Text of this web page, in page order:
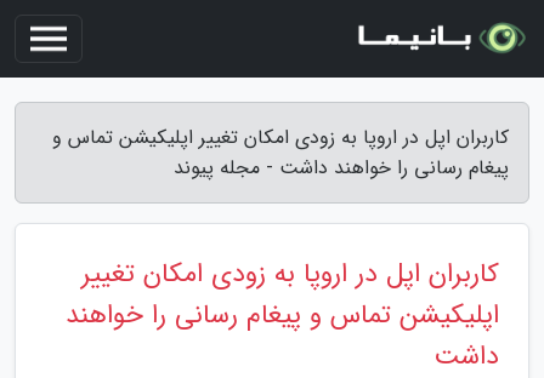
کاربران اپل در اروپا به زودی امکان تغییر اپلیکیشن تماس و
پیغام رسانی را خواهند داشت - مجله پیوند
کاربران اپل در اروپا به زودی امکان تغییر
اپلیکیشن تماس و پیغام رسانی را خواهند
داشت